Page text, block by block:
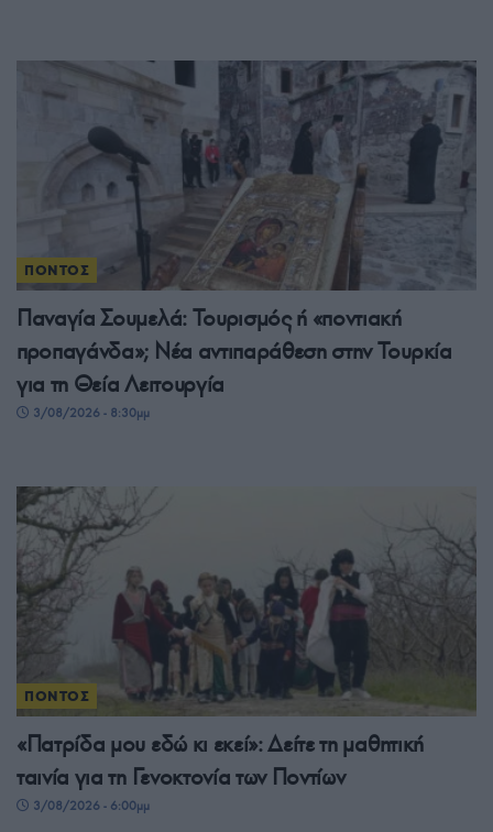
ΠΟΝΤΟΣ
Παναγία Σουμελά: Τουρισμός ή «ποντιακή
προπαγάνδα»; Νέα αντιπαράθεση στην Τουρκία
για τη Θεία Λειτουργία
3/08/2026 - 8:30μμ
ΠΟΝΤΟΣ
«Πατρίδα μου εδώ κι εκεί»: Δείτε τη μαθητική
ταινία για τη Γενοκτονία των Ποντίων
3/08/2026 - 6:00μμ